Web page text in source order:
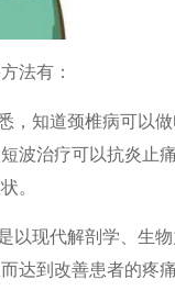
法有：
知道颈椎病可以做
波治疗可以抗炎止
。
现代解剖学、生物
达到改善患者的疼